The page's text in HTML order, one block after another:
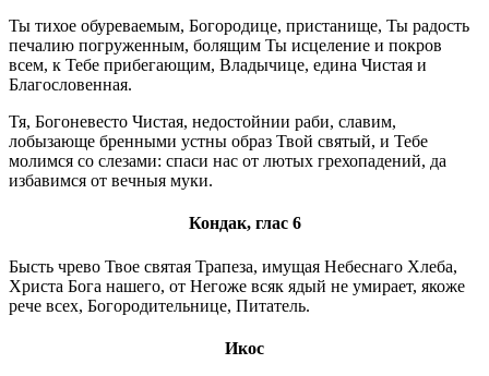
Ты тихое обуреваемым, Богородице, пристанище, Ты радость
печалию погруженным, болящим Ты исцеление и покров
всем, к Тебе прибегающим, Владычице, едина Чистая и
Благословенная.
Тя, Богоневесто Чистая, недостойнии раби, славим,
лобызающе бренными устны образ Твой святый, и Тебе
молимся со слезами: спаси нас от лютых грехопадений, да
избавимся от вечныя муки.
Кондак, глас 6
Бысть чрево Твое святая Трапеза, имущая Небеснаго Хлеба,
Христа Бога нашего, от Негоже всяк ядый не умирает, якоже
рече всех, Богородительнице, Питатель.
Икос